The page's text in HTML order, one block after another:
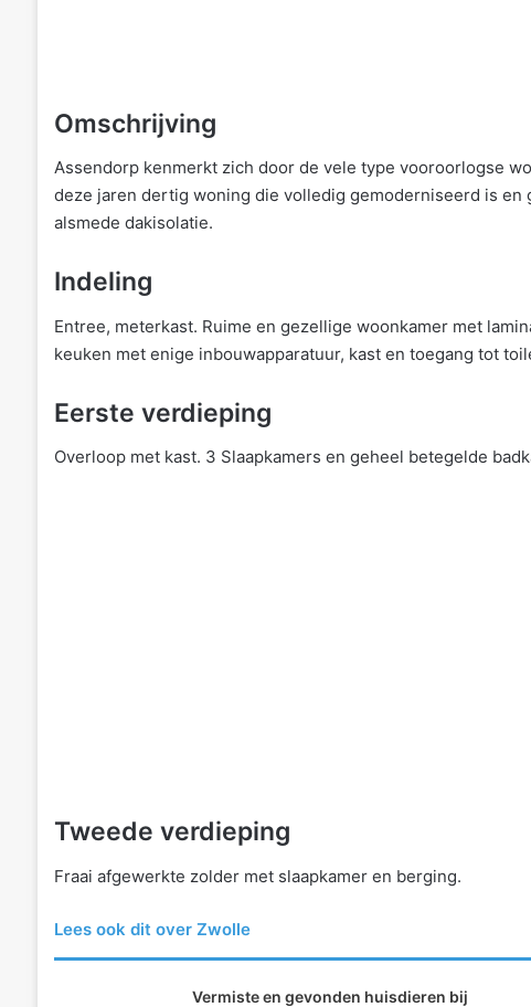
Omschrijving
Assendorp kenmerkt zich door de vele type vooroorlogse
deze jaren dertig woning die volledig gemoderniseerd is
alsmede dakisolatie.
Indeling
Entree, meterkast. Ruime en gezellige woonkamer met
keuken met enige inbouwapparatuur, kast en toegang tot
Eerste verdieping
Overloop met kast. 3 Slaapkamers en geheel betegelde
Tweede verdieping
Fraai afgewerkte zolder met slaapkamer en berging.
Lees ook dit over Zwolle
Vermiste en gevonden huisdieren bij